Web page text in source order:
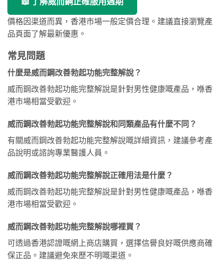
價格因渠道而異，香港市場一般定價合理。建議直接瀏覽產
品頁面了解最新優惠。
常見問題
什麼是威而鋼改善勃起功能完整解說？
威而鋼改善勃起功能完整解說是針對男性健康嘅產品，喺香
港市場相當受歡迎。
威而鋼改善勃起功能完整解說和同類產品有什麼不同？
有關威而鋼改善勃起功能完整解說嘅詳細資訊，建議參考產
品說明或諮詢專業醫護人員。
威而鋼改善勃起功能完整解說正確用法是什麼？
威而鋼改善勃起功能完整解說是針對男性健康嘅產品，喺香
港市場相當受歡迎。
威而鋼改善勃起功能完整解說哪裡買？
可透過香港認證嘅網上商店購買，選擇信譽良好嘅供應商確
保正品。建議避免來歷不明嘅渠道。